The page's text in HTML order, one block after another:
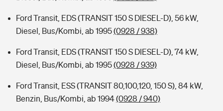
Ford Transit, EDS (TRANSIT 150 S DIESEL-D), 56 kW,
Diesel, Bus/Kombi, ab 1995(0928 / 938)
Ford Transit, EDS (TRANSIT 150 S DIESEL-D), 74 kW,
Diesel, Bus/Kombi, ab 1995(0928 / 939)
Ford Transit, ESS (TRANSIT 80,100,120, 150 S), 84 kW,
Benzin, Bus/Kombi, ab 1994(0928 / 940)